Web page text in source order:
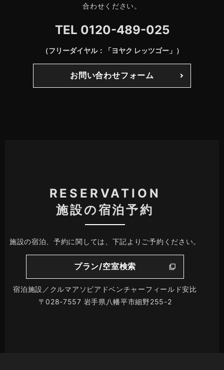
合わせください。
TEL 0120-489-025
（フリーダイヤル：「ヨヤク レッツゴー」）
お問い合わせフォーム
RESERVATION
施設の宿泊予約
施設の宿泊、予約に関しては、下記よりご予約ください。
プラン/空室検索
宿泊施設／クルマアソビアドベンチャーフィールド安比
〒028-7557 岩手県八幡平市細野255-2